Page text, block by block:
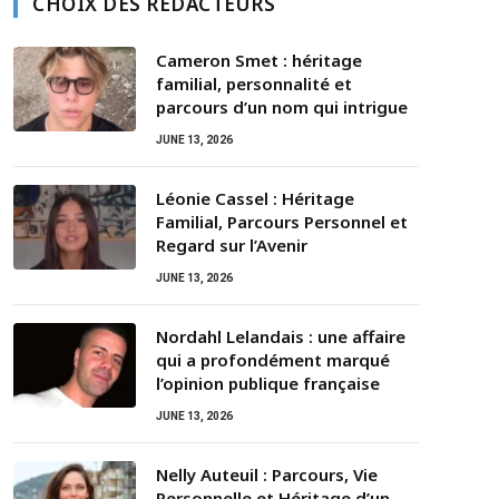
Cameron Smet : héritage
familial, personnalité et
parcours d’un nom qui intrigue
JUNE 13, 2026
Léonie Cassel : Héritage
Familial, Parcours Personnel et
Regard sur l’Avenir
JUNE 13, 2026
Nordahl Lelandais : une affaire
qui a profondément marqué
l’opinion publique française
JUNE 13, 2026
Nelly Auteuil : Parcours, Vie